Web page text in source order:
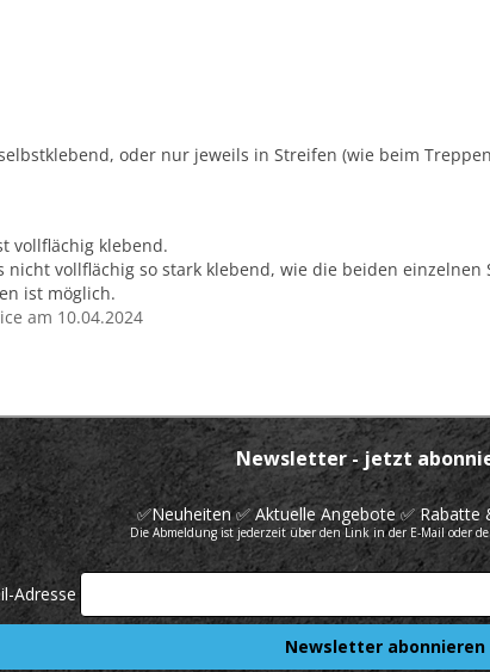
oder nur jeweils in Streifen (wie beim
vollflächig klebend.
nicht vollflächig so stark klebend, wie die beiden einzelnen
ist möglich.
am 10.04.2024